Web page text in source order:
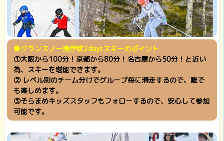
●グランスノー奥伊吹2daysスキーのポイント
①大阪から100分！京都から80分！名古屋から50分！と近い
為、スキーを堪能できます。
② レベル別のチーム分けでグループ毎に滑走するので、誰で
も楽しめます。
③そらまめキッズスタッフもフォローするので、安心して参加
可能です。